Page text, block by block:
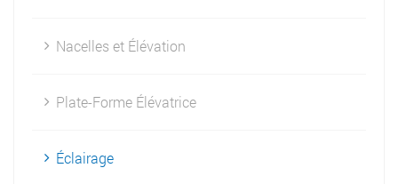
Nacelles et Élévation
Plate-Forme Élévatrice
Éclairage